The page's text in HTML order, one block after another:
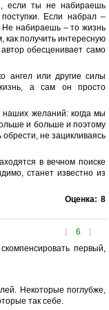
если ты не набираешь
Если набрал –
Не набираешь – то жизнь
получить интересную
обесценивает само
ангел или другие силы
жизнь, а сам он просто
желаний: когда мы
и больше и поэтому
не зацикливаясь
в вечном поиске
станет известно из
Оценка: 8
[ 6 ]
первый,
Некоторые поглубже,
так себе.